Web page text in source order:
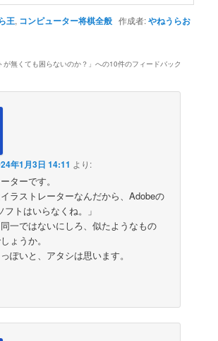
王, コンピューター将棋全般 作成者:やねうらお
が無くても困らないのか？ 」への10件のフィードバック
年1月3日 14:11 より:
ターです。
イラストレーターなんだから、Adobeの
フトはいらなくね。」
一ではないにしろ、似たようなもの
ょうか。
ぽいと、アタシは思います。